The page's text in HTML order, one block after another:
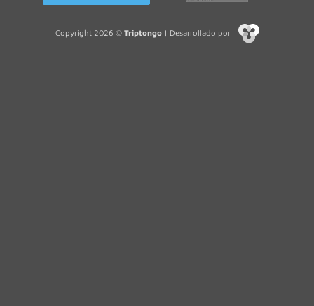
Copyright 2026 © Triptongo| Desarrollado por